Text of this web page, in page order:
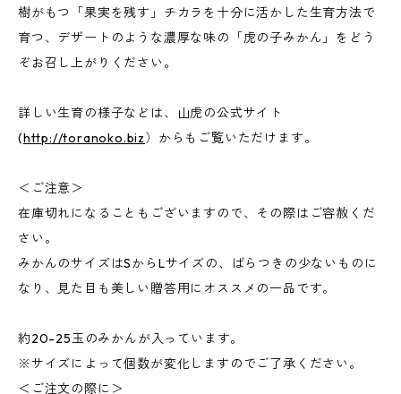
樹がもつ「果実を残す」チカラを十分に活かした生育方法で
育つ、デザートのような濃厚な味の「虎の子みかん」をどう
ぞお召し上がりください。
詳しい生育の様子などは、山虎の公式サイト
(http://toranoko.biz）からもご覧いただけます。
＜ご注意＞
在庫切れになることもございますので、その際はご容赦くだ
さい。
みかんのサイズはSからLサイズの、ばらつきの少ないものに
なり、見た目も美しい贈答用にオススメの一品です。
約20-25玉のみかんが入っています。
※サイズによって個数が変化しますのでご了承ください。
＜ご注文の際に＞